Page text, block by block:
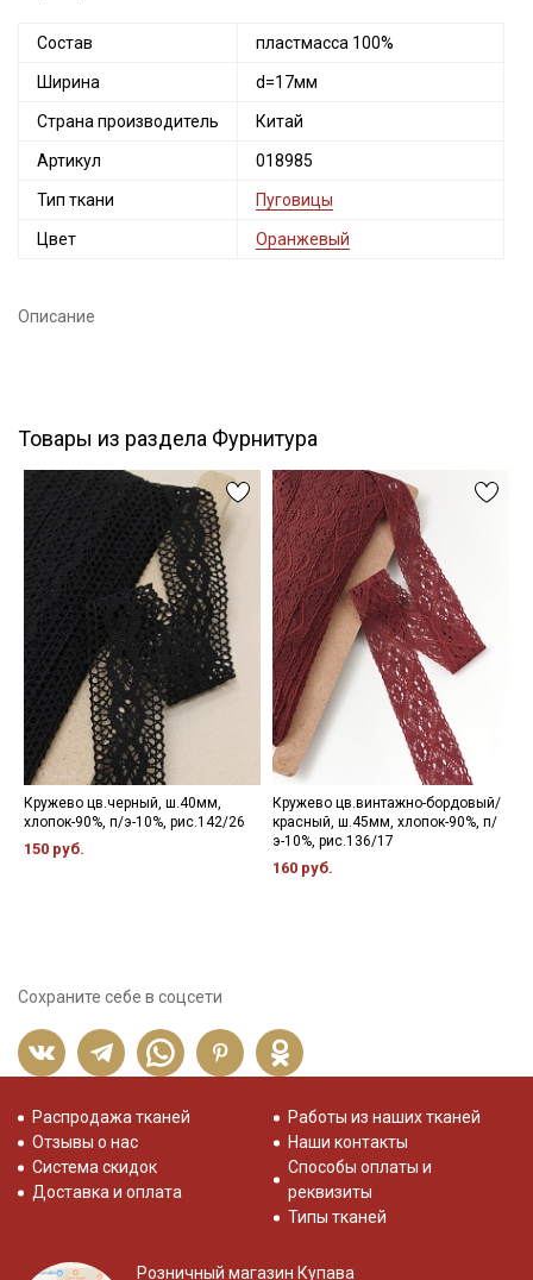
Состав пластмасса 100%
Ширина d=17мм
Страна производитель Китай
Артикул 018985
Тип ткани Пуговицы
Цвет Оранжевый
Описание
Товары из раздела Фурнитура
Кружево цв.черный, ш.40мм,
хлопок-90%, п/э-10%, рис.142/26
150 руб.
Кружево цв.винтажно-бордовый/
красный, ш.45мм, хлопок-90%, п/
э-10%, рис.136/17
160 руб.
Сохраните себе в соцсети
Распродажа тканей
Отзывы о нас
Система скидок
Доставка и оплата
Работы из наших тканей
Наши контакты
Способы оплаты и
реквизиты
Типы тканей
Розничный магазин Купава
Мы публикуем здесь дополнительные
категории тканей
информационных рассылок